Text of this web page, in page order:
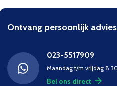
Ontvang persoonlijk
023-5517909
Maandag t/m vrijdag
Bel ons direct